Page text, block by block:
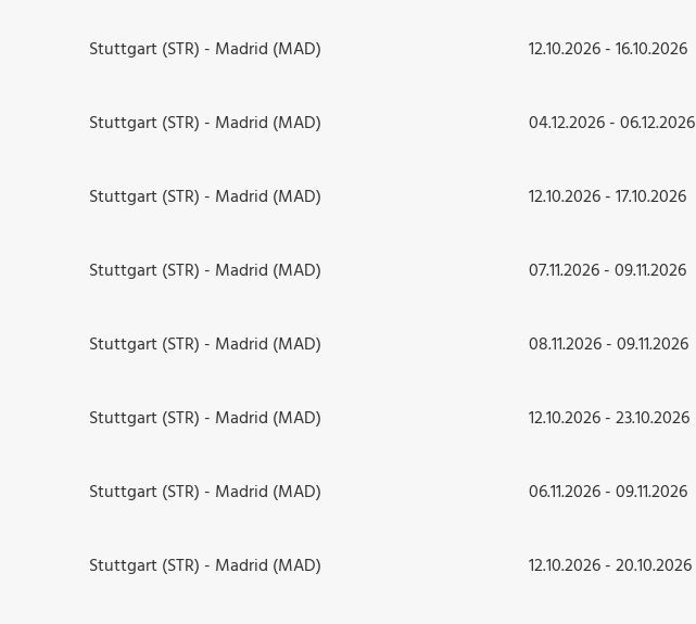
Stuttgart (STR) - Madrid (MAD) 12.10.2026 - 16.10.2026
Stuttgart (STR) - Madrid (MAD) 04.12.2026 - 06.12.2026
Stuttgart (STR) - Madrid (MAD) 12.10.2026 - 17.10.2026
Stuttgart (STR) - Madrid (MAD) 07.11.2026 - 09.11.2026
Stuttgart (STR) - Madrid (MAD) 08.11.2026 - 09.11.2026
Stuttgart (STR) - Madrid (MAD) 12.10.2026 - 23.10.2026
Stuttgart (STR) - Madrid (MAD) 06.11.2026 - 09.11.2026
Stuttgart (STR) - Madrid (MAD) 12.10.2026 - 20.10.2026